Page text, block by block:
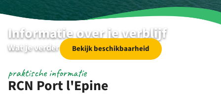
Informatie over je verblijf
Wat je verder nog wil weten
Bekijk beschikbaarheid
RCN Port l'Epine
praktische informatie